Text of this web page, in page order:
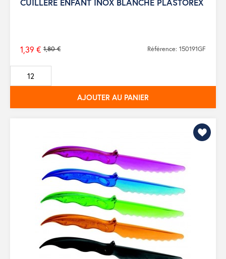
Prix
de
base
1,80 €
1,39 € Référence: 150191GF
AJOUTER AU PANIER